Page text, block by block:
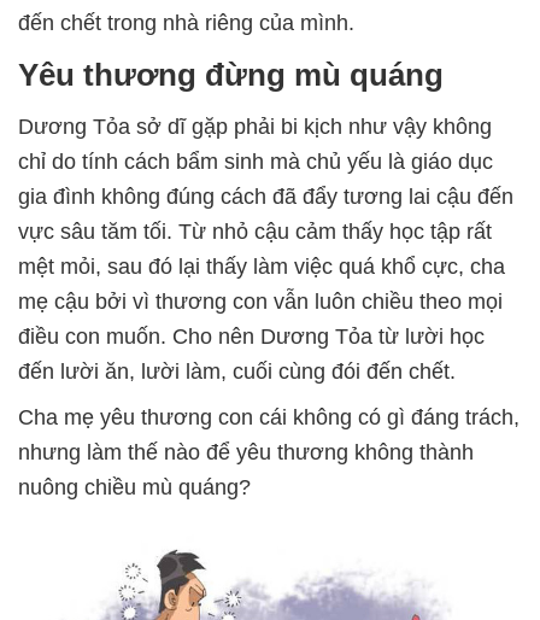
đến chết trong nhà riêng của mình.
Yêu thương đừng mù quáng
Dương Tỏa sở dĩ gặp phải bi kịch như vậy không
chỉ do tính cách bẩm sinh mà chủ yếu là giáo dục
gia đình không đúng cách đã đẩy tương lai cậu đến
vực sâu tăm tối. Từ nhỏ cậu cảm thấy học tập rất
mệt mỏi, sau đó lại thấy làm việc quá khổ cực, cha
mẹ cậu bởi vì thương con vẫn luôn chiều theo mọi
điều con muốn. Cho nên Dương Tỏa từ lười học
đến lười ăn, lười làm, cuối cùng đói đến chết.
Cha mẹ yêu thương con cái không có gì đáng trách,
nhưng làm thế nào để yêu thương không thành
nuông chiều mù quáng?